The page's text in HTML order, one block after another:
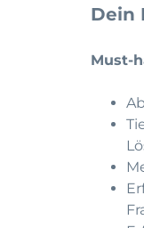
Dein
Must-